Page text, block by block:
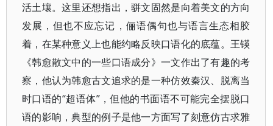
活土壤。这里还想指出，骈文固然是向着美文的方向
发展，但也不应忘记，俪语偶句也与语言生态相胶
着，在某种意义上也能约略反映口语化的底蕴。王锳
《韩愈散文中的一些口语成分》一文作出了有趣的考
察，他认为韩愈古文追求的是一种仿效秦汉、脱离当
时口语的“超语体”，但他的书面语不可能完全摆脱口
语的影响，典型的例子是他一方面写了刻意仿古求雅